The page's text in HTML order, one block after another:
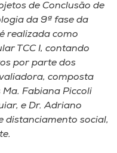
de Conclusão de
da 9ª fase da
realizada como
TCC I, contando
por parte dos
composta
Fabiana Piccoli
e Dr. Adriano
distanciamento social,